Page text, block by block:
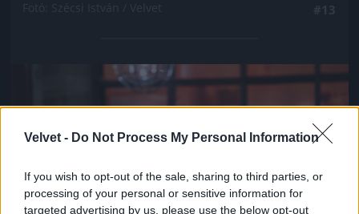
Velvet - Do Not Process My Personal Information
If you wish to opt-out of the sale, sharing to third parties, or
processing of your personal or sensitive information for
targeted advertising by us, please use the below opt-out
Jön még kép!